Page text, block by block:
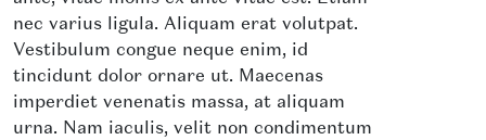
nec varius ligula. Aliquam erat volutpat.
Vestibulum congue neque enim, id
tincidunt dolor ornare ut. Maecenas
imperdiet venenatis massa, at aliquam
urna. Nam iaculis, velit non condimentum